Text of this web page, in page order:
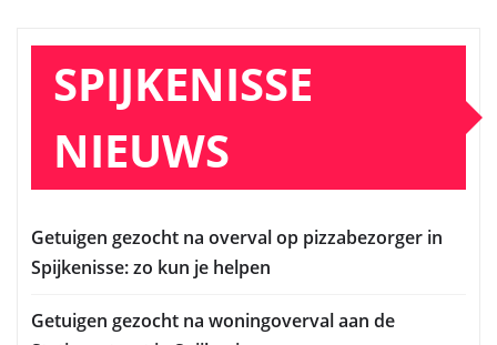
SPIJKENISSE
NIEUWS
Getuigen gezocht na overval op pizzabezorger in
Spijkenisse: zo kun je helpen
Getuigen gezocht na woningoverval aan de